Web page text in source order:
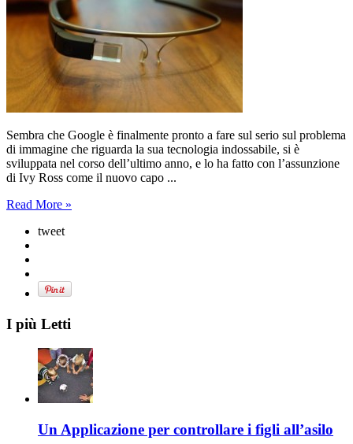
Sembra che Google è finalmente pronto a fare sul serio sul problema
di immagine che riguarda la sua tecnologia indossabile, si è
sviluppata nel corso dell’ultimo anno, e lo ha fatto con l’assunzione
di Ivy Ross come il nuovo capo ...
Read More »
tweet
I più Letti
Un Applicazione per controllare i figli all’asilo